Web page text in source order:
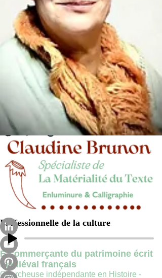
Professionnelle de la culture
E-commerçante du patrimoine écrit
médiéval français
Chercheuse indépendante en Histoire -